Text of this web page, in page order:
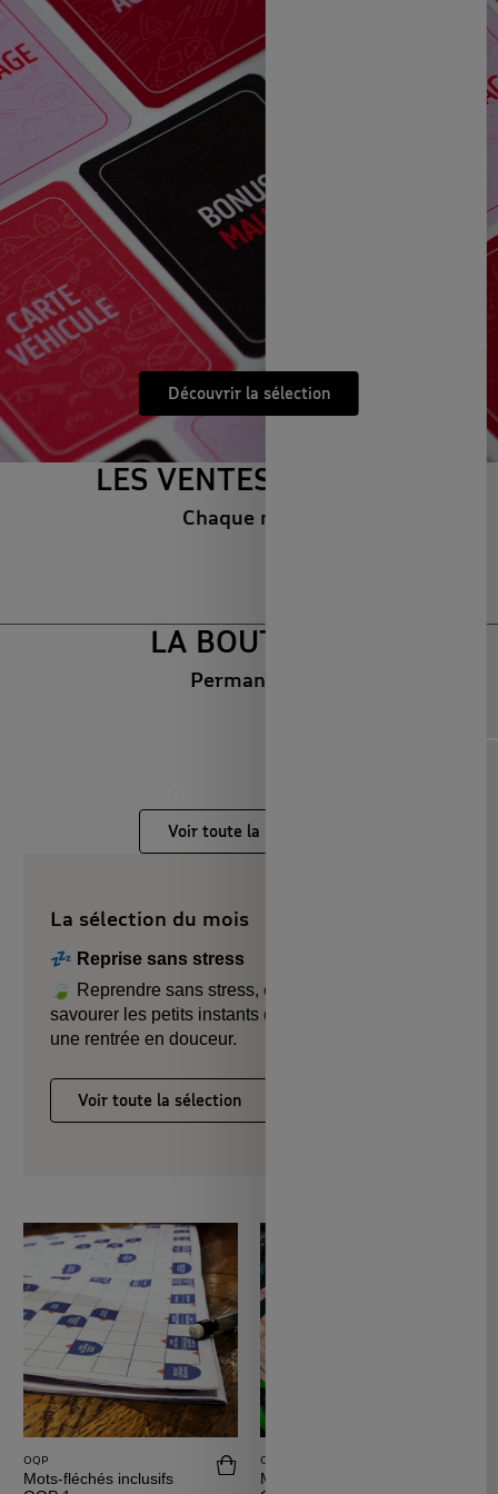
Découvrir le jeu
Découvrir la sélection
LES VENTES PRIVÉES
Chaque mardi
LA BOUTIQUE
Permanente
Voir toute la boutique
La sélection du mois
💤 Reprise sans stress
🍃 Reprendre sans stress, cultiver sa curiosité et
savourer les petits instants du quotidien : tout pour
une rentrée en douceur.
Voir toute la sélection
OQP
Mots-fléchés inclusifs
Acheter Mots-fléchés inclusifs OQP 1
OQP
Mots-fléchés inclusifs